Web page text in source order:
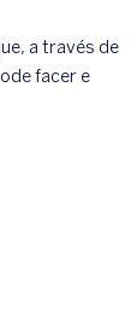
a través de
facer e